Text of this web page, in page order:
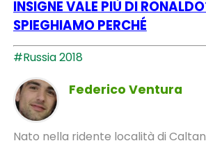
INSIGNE VALE PIÙ DI
SPIEGHIAMO PERCHÉ
#Russia 2018
Federico Ventura
Nato nella ridente località di